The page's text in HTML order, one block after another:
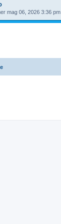
mag 06, 2026 3:36 pm